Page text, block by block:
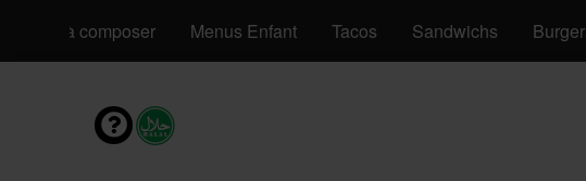
Pizzas à composer Menus Enfant Tacos Sandwichs